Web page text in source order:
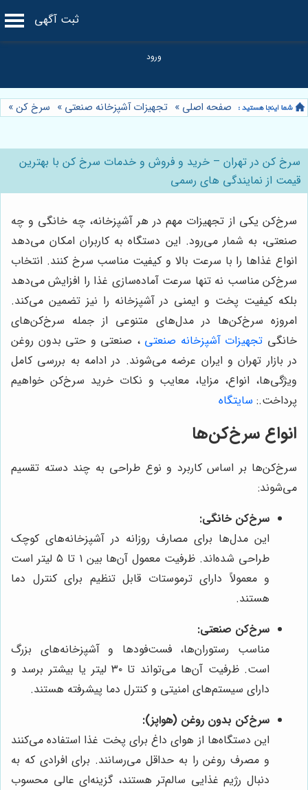
ثبت آگهی
صفحه اصلی » تجهیزات آشپزخانه صنعتی » سرخ کن»
سرخ کن در تهران – خرید و فروش و خدمات سرخ کن با بهترین
قیمت از نمایندگی های رسمی
سرخ‌کن یکی از تجهیزات مهم در هر آشپزخانه، چه خانگی و چه
صنعتی، به شمار می‌رود. این دستگاه به کاربران امکان می‌دهد
انواع غذاها را با سرعت بالا و کیفیت مناسب سرخ کنند. انتخاب
سرخ‌کن مناسب نه تنها سرعت آماده‌سازی غذا را افزایش می‌دهد
بلکه کیفیت پخت و ایمنی در آشپزخانه را نیز تضمین می‌کند.
امروزه سرخ‌کن‌ها در مدل‌های متنوعی از جمله سرخ‌کن‌های
خانگی تجهیزات آشپزخانه صنعتی ، صنعتی و حتی بدون روغن
در بازار تهران و ایران عرضه می‌شوند. در ادامه به بررسی کامل
ویژگی‌ها، انواع، مزایا، معایب و نکات خرید سرخ‌کن خواهیم
پرداخت.: سایتگاه
انواع سرخ‌کن‌ها
سرخ‌کن‌ها بر اساس کاربرد و نوع طراحی به چند دسته تقسیم
می‌شوند:
سرخ‌کن خانگی:
این مدل‌ها برای مصارف روزانه در آشپزخانه‌های کوچک
طراحی شده‌اند. ظرفیت معمول آن‌ها بین ۱ تا ۵ لیتر است
و معمولاً دارای ترموستات قابل تنظیم برای کنترل دما
هستند.
سرخ‌کن صنعتی:
مناسب رستوران‌ها، فست‌فودها و آشپزخانه‌های بزرگ
است. ظرفیت آن‌ها می‌تواند تا ۳۰ لیتر یا بیشتر برسد و
دارای سیستم‌های امنیتی و کنترل دما پیشرفته هستند.
سرخ‌کن بدون روغن (هواپز):
این دستگاه‌ها از هوای داغ برای پخت غذا استفاده می‌کنند
و مصرف روغن را به حداقل می‌رسانند. برای افرادی که به
دنبال رژیم غذایی سالم‌تر هستند، گزینه‌ای عالی محسوب